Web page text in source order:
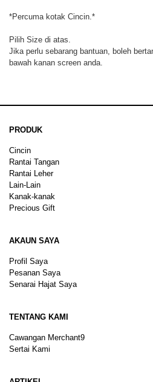
*Percuma kotak Cincin.*
Pilih Size di atas.
Jika perlu sebarang bantuan, boleh
bawah kanan screen anda.
PRODUK
Cincin
Rantai Tangan
Rantai Leher
Lain-Lain
Kanak-kanak
Precious Gift
AKAUN SAYA
Profil Saya
Pesanan Saya
Senarai Hajat Saya
TENTANG KAMI
Cawangan Merchant9
Sertai Kami